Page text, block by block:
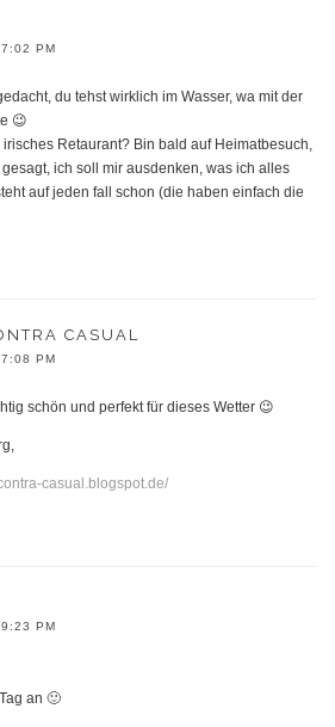
PM
du tehst wirklich im Wasser, wa mit der
😉
Retaurant? Bin bald auf Heimatbesuch,
ich soll mir ausdenken, was ich alles
auf jeden fall schon (die haben einfach die
CASUAL
PM
schön und perfekt für dieses Wetter 😉
casual.blogspot.de/
PM
an 🙂